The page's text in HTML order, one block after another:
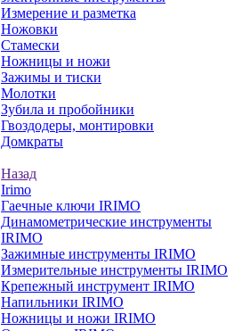
Измерение и разметка
Ножовки
Стамески
Ножницы и ножи
Зажимы и тиски
Молотки
Зубила и пробойники
Гвоздодеры, монтировки
Домкраты
Назад
Irimo
Гаечные ключи IRIMO
Динамометрические инструменты
IRIMO
Зажимные инструменты IRIMO
Измерительные инструменты IRIMO
Крепежный инструмент IRIMO
Напильники IRIMO
Ножницы и ножи IRIMO